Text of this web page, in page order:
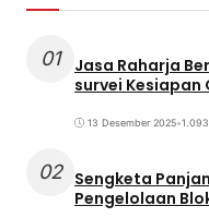
01
Jasa Raharja
survei Kesiapan
13 Desember 2025•
02 Sengketa
Pengelolaan